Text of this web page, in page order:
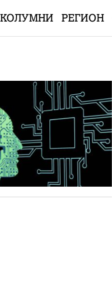
КОЛУМНИ РЕГИОН